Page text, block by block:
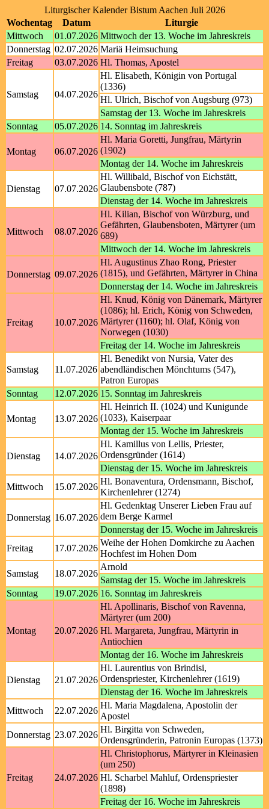
Liturgischer Kalender Bistum Aachen Juli 2026
Wochentag
Datum
Liturgie
Mittwoch
01.07.2026 Mittwoch der 13. Woche im Jahreskreis
Donnerstag 02.07.2026 Mariä Heimsuchung
Freitag
03.07.2026 Hl. Thomas, Apostel
Samstag 04.07.2026
Hl. Elisabeth, Königin von Portugal
(1336)
Hl. Ulrich, Bischof von Augsburg (973)
Samstag der 13. Woche im Jahreskreis
Sonntag
05.07.2026 14. Sonntag im Jahreskreis
Montag 06.07.2026
Hl. Maria Goretti, Jungfrau, Märtyrin
(1902)
Montag der 14. Woche im Jahreskreis
Dienstag 07.07.2026
Hl. Willibald, Bischof von Eichstätt,
Glaubensbote (787)
Dienstag der 14. Woche im Jahreskreis
Mittwoch 08.07.2026
Hl. Kilian, Bischof von Würzburg, und
Gefährten, Glaubensboten, Märtyrer (um
689)
Mittwoch der 14. Woche im Jahreskreis
Donnerstag 09.07.2026
Hl. Augustinus Zhao Rong, Priester
(1815), und Gefährten, Märtyrer in China
Donnerstag der 14. Woche im Jahreskreis
Freitag 10.07.2026
Hl. Knud, König von Dänemark, Märtyrer
(1086); hl. Erich, König von Schweden,
Märtyrer (1160); hl. Olaf, König von
Norwegen (1030)
Freitag der 14. Woche im Jahreskreis
Samstag 11.07.2026
Hl. Benedikt von Nursia, Vater des
abendländischen Mönchtums (547),
Patron Europas
Sonntag
12.07.2026 15. Sonntag im Jahreskreis
Montag 13.07.2026
Hl. Heinrich II. (1024) und Kunigunde
(1033), Kaiserpaar
Montag der 15. Woche im Jahreskreis
Dienstag 14.07.2026
Hl. Kamillus von Lellis, Priester,
Ordensgründer (1614)
Dienstag der 15. Woche im Jahreskreis
Mittwoch
15.07.2026
Hl. Bonaventura, Ordensmann, Bischof,
Kirchenlehrer (1274)
Donnerstag 16.07.2026
Hl. Gedenktag Unserer Lieben Frau auf
dem Berge Karmel
Donnerstag der 15. Woche im Jahreskreis
Freitag
17.07.2026
Weihe der Hohen Domkirche zu Aachen
Hochfest im Hohen Dom
Samstag
18.07.2026
Arnold
Samstag der 15. Woche im Jahreskreis
Sonntag
19.07.2026 16. Sonntag im Jahreskreis
Montag 20.07.2026
Hl. Apollinaris, Bischof von Ravenna,
Märtyrer (um 200)
Hl. Margareta, Jungfrau, Märtyrin in
Antiochien
Montag der 16. Woche im Jahreskreis
Dienstag 21.07.2026
Hl. Laurentius von Brindisi,
Ordenspriester, Kirchenlehrer (1619)
Dienstag der 16. Woche im Jahreskreis
Mittwoch
22.07.2026
Hl. Maria Magdalena, Apostolin der
Apostel
Donnerstag 23.07.2026
Hl. Birgitta von Schweden,
Ordensgründerin, Patronin Europas (1373)
Freitag 24.07.2026
Hl. Christophorus, Märtyrer in Kleinasien
(um 250)
Hl. Scharbel Mahluf, Ordenspriester
(1898)
Freitag der 16. Woche im Jahreskreis